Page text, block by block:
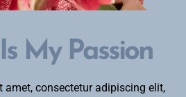
My Passion
amet, consectetur adipiscing elit,